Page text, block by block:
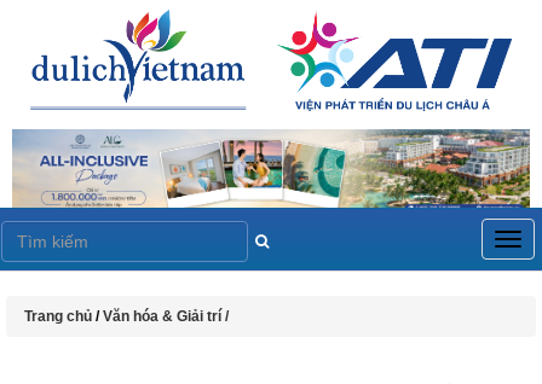
Trang chủ /Văn hóa & Giải trí /